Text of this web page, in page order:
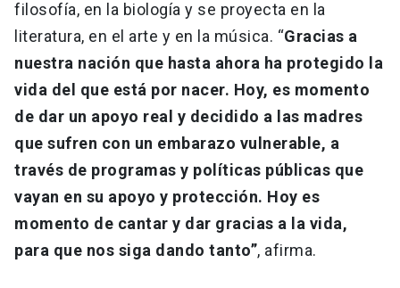
filosofía, en la biología y se proyecta en la
literatura, en el arte y en la música. “Gracias a
nuestra nación que hasta ahora ha protegido la
vida del que está por nacer. Hoy, es momento
de dar un apoyo real y decidido a las madres
que sufren con un embarazo vulnerable, a
través de programas y políticas públicas que
vayan en su apoyo y protección. Hoy es
momento de cantar y dar gracias a la vida,
para que nos siga dando tanto”, afirma.